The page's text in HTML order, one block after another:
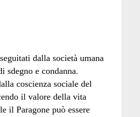
dalla società umana
sdegno e condanna.
coscienza sociale del
il valore della vita
il Paragone può essere